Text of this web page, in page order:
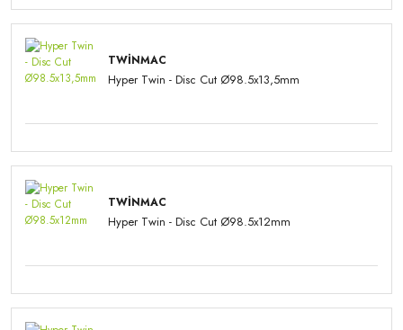
TWINMAC
Hyper Twin - Disc Cut Ø98.5x13,5mm
TWINMAC
Hyper Twin - Disc Cut Ø98.5x12mm